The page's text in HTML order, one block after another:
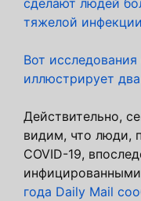
сделают людей
тяжелой
Вот
иллюстрирует
Действительно,
видим, что люди,
COVID-19,
инфицированными
года Daily Mail